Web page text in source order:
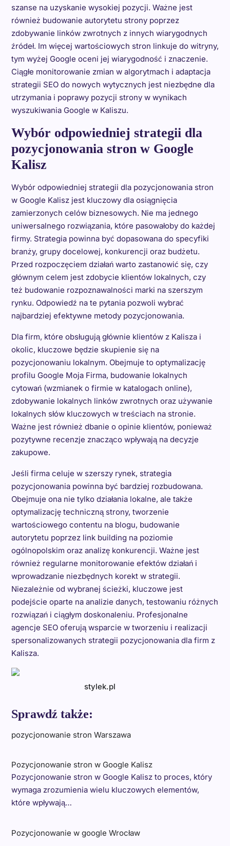
szanse na uzyskanie wysokiej pozycji. Ważne jest
również budowanie autorytetu strony poprzez
zdobywanie linków zwrotnych z innych wiarygodnych
źródeł. Im więcej wartościowych stron linkuje do witryny,
tym wyżej Google oceni jej wiarygodność i znaczenie.
Ciągłe monitorowanie zmian w algorytmach i adaptacja
strategii SEO do nowych wytycznych jest niezbędne dla
utrzymania i poprawy pozycji strony w wynikach
wyszukiwania Google w Kaliszu.
Wybór odpowiedniej strategii dla
pozycjonowania stron w Google
Kalisz
Wybór odpowiedniej strategii dla pozycjonowania stron
w Google Kalisz jest kluczowy dla osiągnięcia
zamierzonych celów biznesowych. Nie ma jednego
uniwersalnego rozwiązania, które pasowałoby do każdej
firmy. Strategia powinna być dopasowana do specyfiki
branży, grupy docelowej, konkurencji oraz budżetu.
Przed rozpoczęciem działań warto zastanowić się, czy
głównym celem jest zdobycie klientów lokalnych, czy
też budowanie rozpoznawalności marki na szerszym
rynku. Odpowiedź na te pytania pozwoli wybrać
najbardziej efektywne metody pozycjonowania.
Dla firm, które obsługują głównie klientów z Kalisza i
okolic, kluczowe będzie skupienie się na
pozycjonowaniu lokalnym. Obejmuje to optymalizację
profilu Google Moja Firma, budowanie lokalnych
cytowań (wzmianek o firmie w katalogach online),
zdobywanie lokalnych linków zwrotnych oraz używanie
lokalnych słów kluczowych w treściach na stronie.
Ważne jest również dbanie o opinie klientów, ponieważ
pozytywne recenzje znacząco wpływają na decyzje
zakupowe.
Jeśli firma celuje w szerszy rynek, strategia
pozycjonowania powinna być bardziej rozbudowana.
Obejmuje ona nie tylko działania lokalne, ale także
optymalizację techniczną strony, tworzenie
wartościowego contentu na blogu, budowanie
autorytetu poprzez link building na poziomie
ogólnopolskim oraz analizę konkurencji. Ważne jest
również regularne monitorowanie efektów działań i
wprowadzanie niezbędnych korekt w strategii.
Niezależnie od wybranej ścieżki, kluczowe jest
podejście oparte na analizie danych, testowaniu różnych
rozwiązań i ciągłym doskonaleniu. Profesjonalne
agencje SEO oferują wsparcie w tworzeniu i realizacji
spersonalizowanych strategii pozycjonowania dla firm z
Kalisza.
stylek.pl
Sprawdź także:
pozycjonowanie stron Warszawa
Pozycjonowanie stron w Google Kalisz
Pozycjonowanie stron w Google Kalisz to proces, który
wymaga zrozumienia wielu kluczowych elementów,
które wpływają…
Pozycjonowanie w google Wrocław